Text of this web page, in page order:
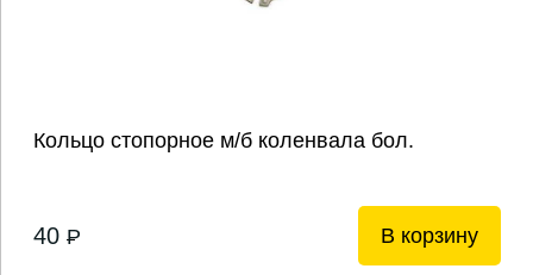
Кольцо стопорное м/б коленвала бол.
40 P В корзину